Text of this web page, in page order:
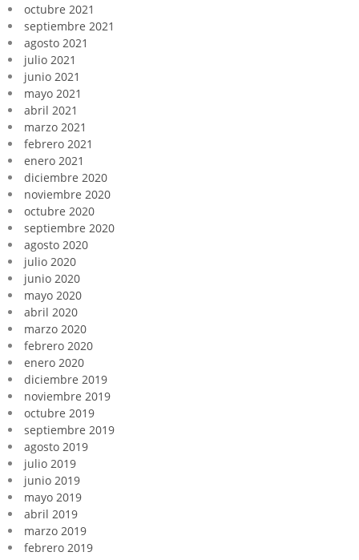
octubre 2021
septiembre 2021
agosto 2021
julio 2021
junio 2021
mayo 2021
abril 2021
marzo 2021
febrero 2021
enero 2021
diciembre 2020
noviembre 2020
octubre 2020
septiembre 2020
agosto 2020
julio 2020
junio 2020
mayo 2020
abril 2020
marzo 2020
febrero 2020
enero 2020
diciembre 2019
noviembre 2019
octubre 2019
septiembre 2019
agosto 2019
julio 2019
junio 2019
mayo 2019
abril 2019
marzo 2019
febrero 2019